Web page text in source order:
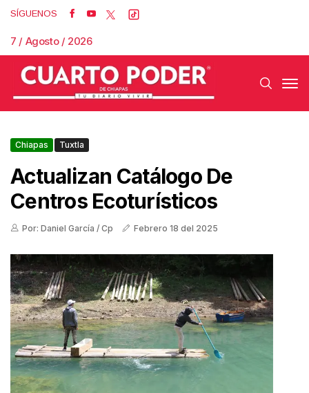
SÍGUENOS
7 / Agosto / 2026
Chiapas Tuxtla
Actualizan Catálogo De
Centros Ecoturísticos
Por: Daniel García / Cp Febrero 18 del 2025